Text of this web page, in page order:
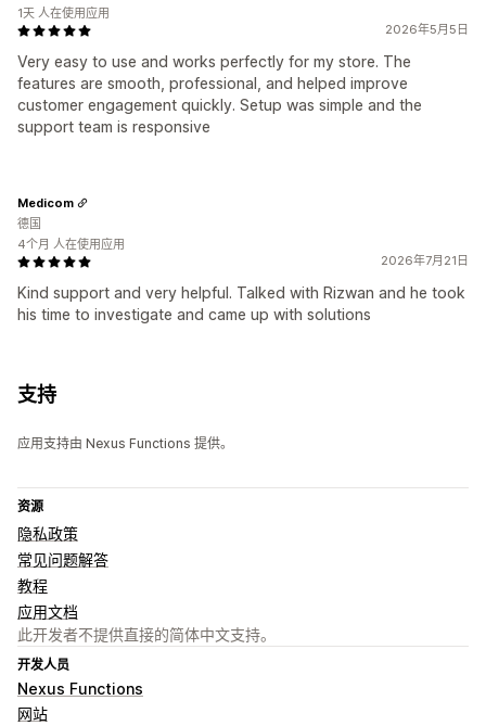
2026年5月5日
Very easy to use and works perfectly for my store. The
features are smooth, professional, and helped improve
customer engagement quickly. Setup was simple and the
support team is responsive
1天 人在使用应用
2026年7月21日
Kind support and very helpful. Talked with Rizwan and he took
his time to investigate and came up with solutions
Medicom
德国
4个月 人在使用应用
支持
应用支持由 Nexus Functions 提供。
资源
隐私政策
常见问题解答
教程
应用文档
此开发者不提供直接的简体中文支持。
开发人员
Nexus Functions
网站